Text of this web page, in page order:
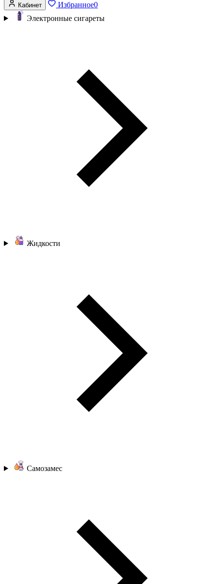
Кабинет
Избранное0
Электронные сигареты
Жидкости
Самозамес